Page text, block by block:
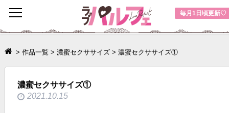
毎月1日頃更新♡
toggle
navigation
> 作品一覧 > 濃蜜セクササイズ> 濃蜜セクササイズ①
濃蜜セクササイズ①
2021.10.15